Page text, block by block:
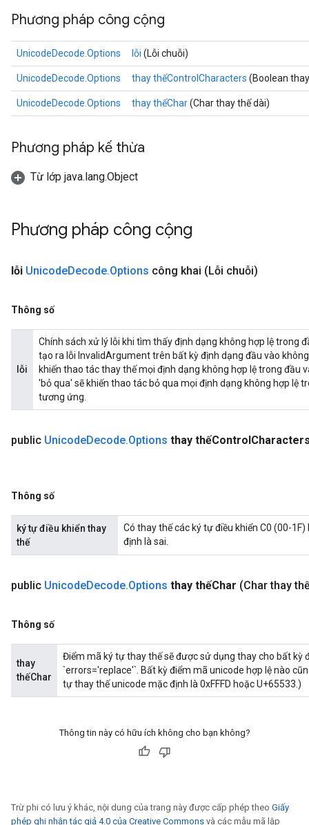
Phương pháp công cộng
UnicodeDecode.Options lỗi (Lỗi chuỗi)
UnicodeDecode.Options thay thếControlCharacters (Boolean
UnicodeDecode.Options thay thếChar(Char thay thế dài)
Phương pháp kế thừa
Từ lớp java.lang.Object
Phương pháp công cộng
lỗi UnicodeDecode.Options công khai (Lỗi chuỗi)
Thông số
lỗi
Chính sách xử lý lỗi khi tìm thấy định dạng không hợp lệ trong
tạo ra lỗi InvalidArgument trên bất kỳ định dạng đầu vào
khiến thao tác thay thế mọi định dạng không hợp lệ trong đầu
'bỏ qua' sẽ khiến thao tác bỏ qua mọi định dạng không hợp lệ
tương ứng.
public UnicodeDecode.Options thay thếControl
Thông số
ký tự điều khiển thay
thế
Có thay thế các ký tự điều khiển C0 (00-
định là sai.
public UnicodeDecode.Options thay thếChar (Char thay
Thông số
thay
thếChar
Điểm mã ký tự thay thế sẽ được sử dụng thay cho bất kỳ
`errors='replace'`. Bất kỳ điểm mã unicode hợp lệ nào
tự thay thế unicode mặc định là 0xFFFD hoặc U+65533.)
Thông tin này có hữu ích không cho bạn không?
Trừ phi có lưu ý khác, nội dung của trang này được cấp phép theo Giấy
phép ghi nhận tác giả 4.0 của Creative Commons và các mẫu mã lập